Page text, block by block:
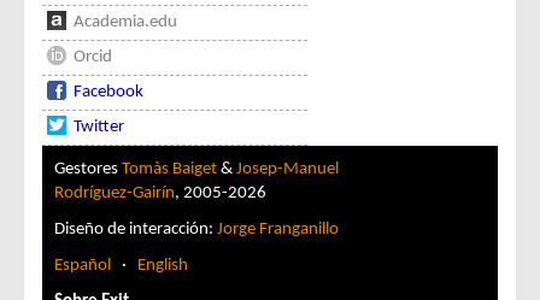
Academia.edu
Orcid
Facebook
Twitter
Gestores Tomàs Baiget & Josep-Manuel
Rodríguez-Gairín, 2005-2026
Diseño de interacción: Jorge Franganillo
Español · English